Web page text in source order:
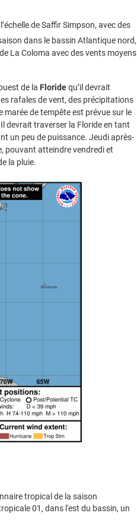
de Saffir Simpson, avec des
dans le bassin Atlantique nord,
La Coloma avec des vents moyens
de la Floridequ’il devrait
rafales de vent, des précipitations
de tempête est prévue sur le
devrait traverser la Floride en tant
un peu de puissance. Jeudi après-
pouvant atteindre vendredi et
la pluie.
tropical de la saison
01, dans l'est du bassin, un